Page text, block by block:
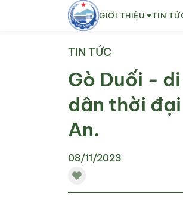
GIỚI THIỆU TIN
TIN TỨC
Gò Duối -
dân thời
An.
08/11/2023